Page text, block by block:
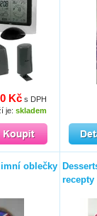
Kč s DPH
je: skladem
oblečky
recepty